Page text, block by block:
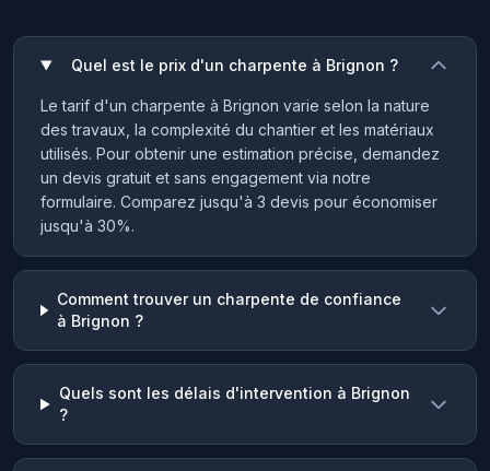
Quel est le prix d'un charpente à Brignon ?
Le tarif d'un charpente à Brignon varie selon la nature
des travaux, la complexité du chantier et les matériaux
utilisés. Pour obtenir une estimation précise, demandez
un devis gratuit et sans engagement via notre
formulaire. Comparez jusqu'à 3 devis pour économiser
jusqu'à 30%.
Comment trouver un charpente de confiance
à Brignon ?
Quels sont les délais d'intervention à Brignon
?